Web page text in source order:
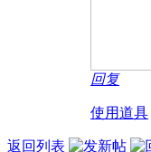
回复
使用道具
返回列表